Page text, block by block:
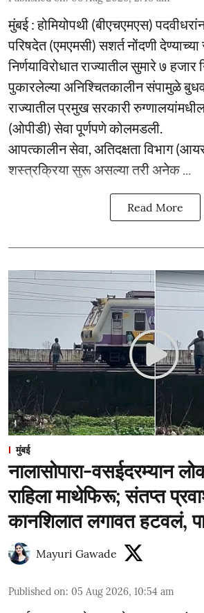
मुंबई : होमियोपथी (बीएचएमएस)
परिषदेत (एमएमसी) सशर्त नोंदणी
निर्णयाविरोधात राज्यातील सुमारे ७ हजार
पुकारलेल्या अनिश्चितकालीन संपामुळे
राज्यातील प्रमुख सरकारी
(ओपीडी) सेवा पूर्णपणे कोलमडली.
आपत्कालीन सेवा, अतिदक्षता विभाग
शस्त्रक्रिया सुरू असल्या तरी अनेक ...
Read More
मुंबई
नालासोपारा-वसईदरम्यान
राहिला माथेफिरू; संतप्त
कानशिलात लगावत हटवलं,
Mayuri Gawade
Published on: 05 Aug 2026, 10:54 am